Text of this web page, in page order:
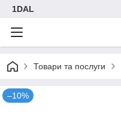
1DAL
Товари та послуги
–10%